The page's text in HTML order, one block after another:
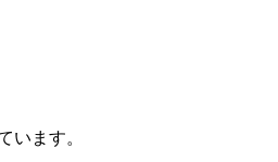
います。